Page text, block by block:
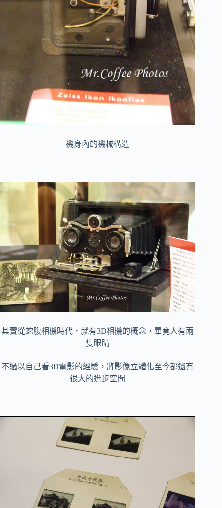
機身內的機械構造
其實從蛇腹相機時代，就有3D相機的概念，畢竟人有兩
隻眼睛
不過以自己看3D電影的經驗，將影像立體化至今都還有
很大的進步空間